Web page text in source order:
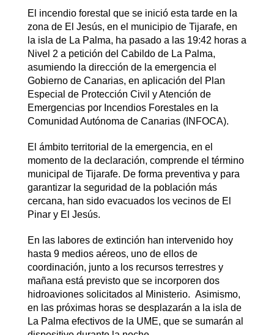
El incendio forestal que se inició esta tarde en la
zona de El Jesús, en el municipio de Tijarafe, en
la isla de La Palma, ha pasado a las 19:42 horas a
Nivel 2 a petición del Cabildo de La Palma,
asumiendo la dirección de la emergencia el
Gobierno de Canarias, en aplicación del Plan
Especial de Protección Civil y Atención de
Emergencias por Incendios Forestales en la
Comunidad Autónoma de Canarias (INFOCA).
El ámbito territorial de la emergencia, en el
momento de la declaración, comprende el término
municipal de Tijarafe. De forma preventiva y para
garantizar la seguridad de la población más
cercana, han sido evacuados los vecinos de El
Pinar y El Jesús.
En las labores de extinción han intervenido hoy
hasta 9 medios aéreos, uno de ellos de
coordinación, junto a los recursos terrestres y
mañana está previsto que se incorporen dos
hidroaviones solicitados al Ministerio. Asimismo,
en las próximas horas se desplazarán a la isla de
La Palma efectivos de la UME, que se sumarán al